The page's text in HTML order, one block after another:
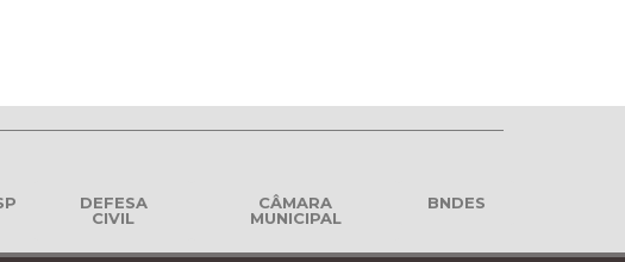
DEFESA
CIVIL
CÂMARA
MUNICIPAL
BNDES